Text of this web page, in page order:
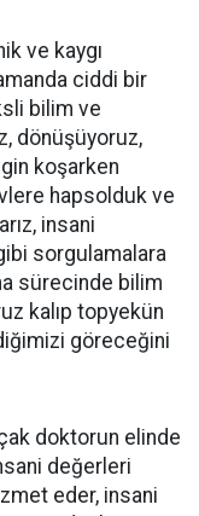
ve kaygı
ciddi bir
bilim ve
dönüşüyoruz,
koşarken
hapsolduk ve
insani
sorgulamalara
sürecinde bilim
kalıp topyekün
göreceğini
doktorun elinde
değerleri
eder, insani